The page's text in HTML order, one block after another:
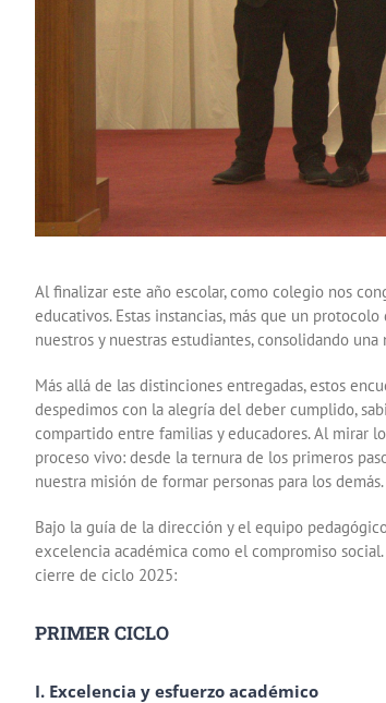
Al finalizar este año escolar, como colegio nos
educativos. Estas instancias, más que un
nuestros y nuestras estudiantes, consolidando
Más allá de las distinciones entregadas, estos
despedimos con la alegría del deber cumplido,
compartido entre familias y educadores. Al mirar
proceso vivo: desde la ternura de los primeros
nuestra misión de formar personas para los demás.
Bajo la guía de la dirección y el equipo
excelencia académica como el compromiso
cierre de ciclo 2025:
PRIMER CICLO
I. Excelencia y esfuerzo académico